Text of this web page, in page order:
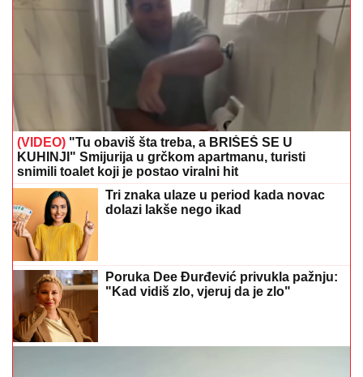
(VIDEO) "Tu obaviš šta treba, a BRIŠEŠ SE U
KUHINJI" Smijurija u grčkom apartmanu, turisti
snimili toalet koji je postao viralni hit
Tri znaka ulaze u period kada novac
dolazi lakše nego ikad
Poruka Dee Đurđević privukla pažnju:
"Kad vidiš zlo, vjeruj da je zlo"